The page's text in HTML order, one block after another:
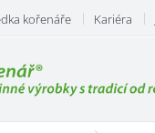
kořenáře Kariéra